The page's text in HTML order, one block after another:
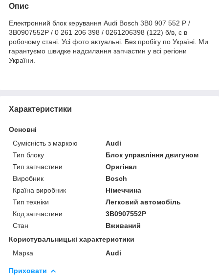
Опис
Електронний блок керування Audi Bosch 3B0 907 552 P /
3B0907552P / 0 261 206 398 / 0261206398 (122) б/в, є в
робочому стані. Усі фото актуальні. Без пробігу по Україні. Ми
гарантуємо швидке надсилання запчастин у всі регіони
України.
Характеристики
Основні
Сумісність з маркою
Audi
Тип блоку
Блок управління двигуном
Тип запчастини
Оригінал
Виробник
Bosch
Країна виробник
Німеччина
Тип техніки
Легковий автомобіль
Код запчастини
3B0907552P
Стан
Вживаний
Користувальницькі характеристики
Марка
Audi
Приховати